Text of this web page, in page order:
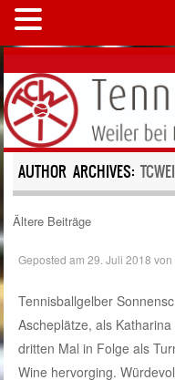
AUTHOR ARCHIVES:
Post
Ältere Beiträge
Geposted am29. Juli 2018 von
Tennisballgelber
Ascheplätze, als
dritten Mal in Folge als
Wine hervorging.